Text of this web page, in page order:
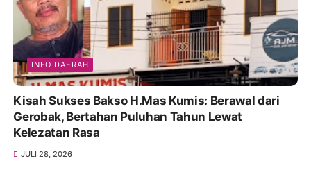
INFO DAERAH
Kisah Sukses Bakso H.Mas Kumis: Berawal dari
Gerobak, Bertahan Puluhan Tahun Lewat
Kelezatan Rasa
JULI 28, 2026